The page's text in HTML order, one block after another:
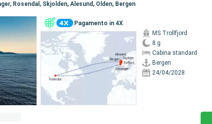
Rosendal, Skjolden, Alesund, Olden, Bergen
Pagamento in 4X
MS Trollfjord
8 g
Cabina standard
Bergen
24/04/2028